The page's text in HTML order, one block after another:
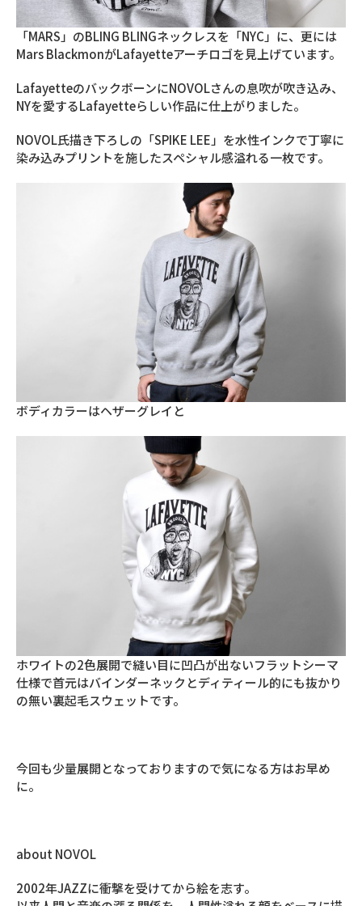
「MARS」のBLING BLINGネックレスを「NYC」に、更には
Mars BlackmonがLafayetteアーチロゴを見上げています。
LafayetteのバックボーンにNOVOLさんの息吹が吹き込み、
NYを愛するLafayetteらしい作品に仕上がりました。
NOVOL氏描き下ろしの「SPIKE LEE」を水性インクで丁寧に
染み込みプリントを施したスペシャル感溢れる一枚です。
ボディカラーはヘザーグレイと
ホワイトの2色展開で縫い目に凹凸が出ないフラットシーマ
仕様で首元はバインダーネックとディティール的にも抜かり
の無い裏起毛スウェットです。
今回も少量展開となっておりますので気になる方はお早め
に。
about NOVOL
2002年JAZZに衝撃を受けてから絵を志す。